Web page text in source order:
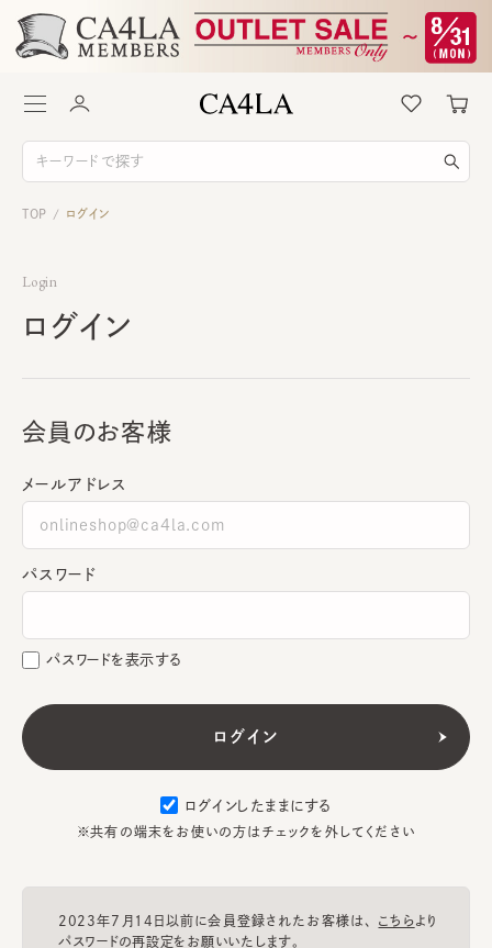
TOP / ログイン
Login
ログイン
会員のお客様
メールアドレス
パスワード
パスワードを表示する
ログインしたままにする
※共有の端末をお使いの方はチェックを外してください
2023年7月14日以前に会員登録されたお客様は、 こちらより
パスワードの再設定をお願いいたします。